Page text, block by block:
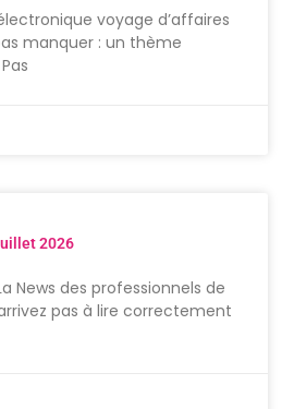
voyage d’affaires
manquer : un thème
2026
News des professionnels de
pas à lire correctement